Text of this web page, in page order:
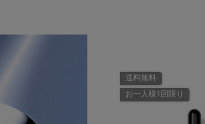
送料無料
お一人様1回限り